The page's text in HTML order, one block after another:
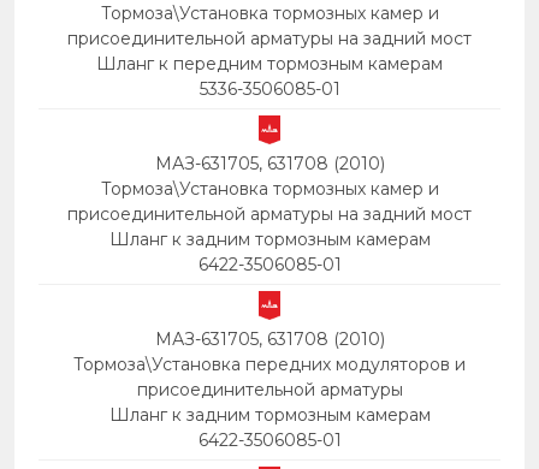
Тормоза\Установка тормозных камер и
присоединительной арматуры на задний мост
Шланг к передним тормозным камерам
5336-3506085-01
МАЗ-631705, 631708 (2010)
Тормоза\Установка тормозных камер и
присоединительной арматуры на задний мост
Шланг к задним тормозным камерам
6422-3506085-01
МАЗ-631705, 631708 (2010)
Тормоза\Установка передних модуляторов и
присоединительной арматуры
Шланг к задним тормозным камерам
6422-3506085-01